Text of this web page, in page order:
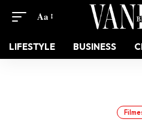
Aa
LIFESTYLE BUSINESS